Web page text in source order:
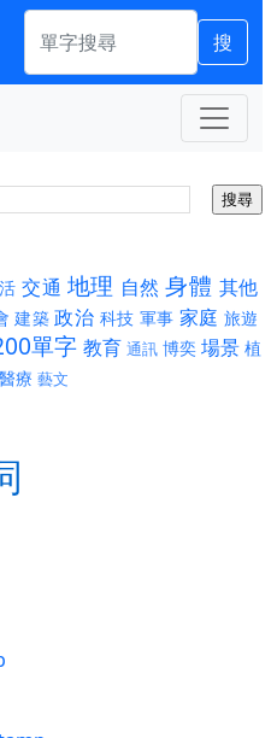
搜
交通 地理 自然 身體 其他
建築 政治 科技 軍事 家庭 旅遊
單字 教育 通訊 博奕 場景 植
醫療 藝文